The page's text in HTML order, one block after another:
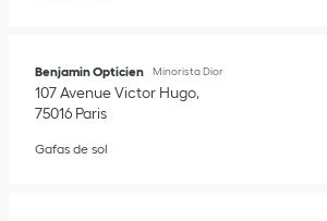
Benjamin Opticien Minorista Dior
107 Avenue Victor Hugo
75016 Paris
Gafas de sol